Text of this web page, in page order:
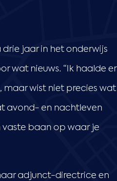
jaar in het onderwijs
wat nieuws. “Ik haalde er
maar wist niet precies wat
avond- en nachtleven
vaste baan op waar je
adjunct-directrice en